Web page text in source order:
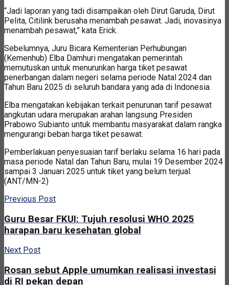
“Jadi laporan yang tadi disampaikan oleh Dirut Garuda, Dirut
Pelita, Citilink berusaha menambah pesawat. Jadi, inovasinya
menambah pesawat,” kata Erick.
Sebelumnya, Juru Bicara Kementerian Perhubungan
(Kemenhub) Elba Damhuri mengatakan pemerintah
memutuskan untuk menurunkan harga tiket pesawat
penerbangan dalam negeri selama periode Natal 2024 dan
Tahun Baru 2025 di seluruh bandara yang ada di Indonesia.
Elba mengatakan kebijakan terkait penurunan tarif pesawat
angkutan udara merupakan arahan langsung Presiden
Prabowo Subianto untuk membantu masyarakat dalam rangka
mengurangi beban harga tiket pesawat.
Pemberlakuan penyesuaian tarif berlaku selama 16 hari pada
masa periode Natal dan Tahun Baru, mulai 19 Desember 2024
sampai 3 Januari 2025 untuk tiket yang belum terjual.
(ANT/MN-2)
Previous Post
Guru Besar FKUI: Tujuh resolusi WHO 2025
harapan baru kesehatan global
Next Post
Rosan sebut Apple umumkan realisasi investasi
di RI pekan depan